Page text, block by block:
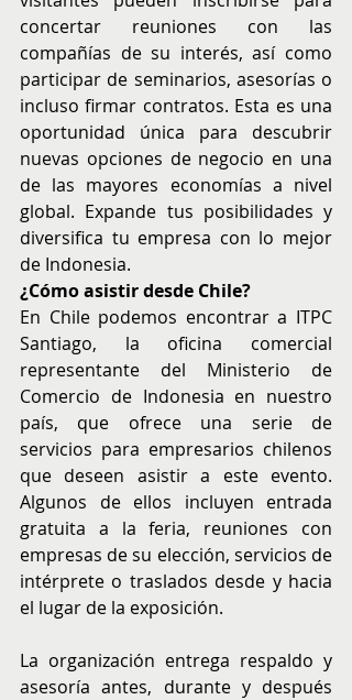
concertar reuniones con las
compañías de su interés, así como
participar de seminarios, asesorías o
incluso firmar contratos. Esta es una
oportunidad única para descubrir
nuevas opciones de negocio en una
de las mayores economías a nivel
global. Expande tus posibilidades y
diversifica tu empresa con lo mejor
de Indonesia.
¿Cómo asistir desde Chile?
En Chile podemos encontrar a ITPC
Santiago, la oficina comercial
representante del Ministerio de
Comercio de Indonesia en nuestro
país, que ofrece una serie de
servicios para empresarios chilenos
que deseen asistir a este evento.
Algunos de ellos incluyen entrada
gratuita a la feria, reuniones con
empresas de su elección, servicios de
intérprete o traslados desde y hacia
el lugar de la exposición.
La organización entrega respaldo y
asesoría antes, durante y después